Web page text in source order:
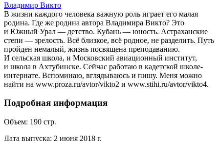
Владимир Викто
В жизни каждого человека важную роль играет его малая
родина. Где же родина автора Владимира Викто? Это
и Южный Урал — детство. Кубань — юность. Астраханские
степи — зрелость. Всё близкое, всё родное, не разделить. Путь
пройден немалый, жизнь посвящена преподаванию.
И сельская школа, и Московский авиационный институт,
и школа в Ахтубинске. Сейчас работаю в кадетской школе-
интернате. Вспоминаю, вглядываюсь и пишу. Меня можно
найти на www.proza.ru/avtor/vikto2 и www.stihi.ru/avtor/vikto4.
Подробная информация
Объем: 190 стр.
Дата выпуска: 2 июня 2018 г.